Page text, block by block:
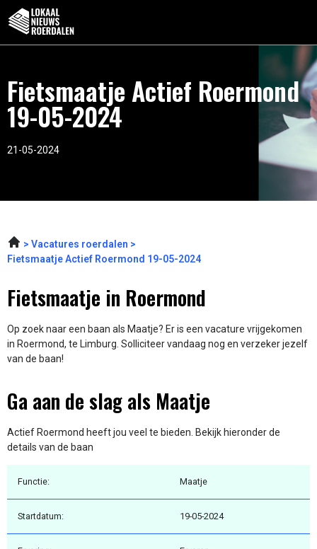
Fietsmaatje Actief Roermond
19-05-2024
21-05-2024
Vacatures roerdalen
Fietsmaatje Actief Roermond 19-05-2024
Fietsmaatje in Roermond
Op zoek naar een baan als Maatje? Er is een vacature vrijgekomen
in Roermond, te Limburg. Solliciteer vandaag nog en verzeker jezelf
van de baan!
Ga aan de slag als Maatje
Actief Roermond heeft jou veel te bieden. Bekijk hieronder de
details van de baan
Functie: Maatje
Startdatum: 19-05-2024